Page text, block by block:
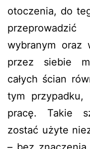
otoczenia, do
wybranym oraz
przez siebie
całych ścian
tym przypadku,
pracę. Takie
zostać użyte